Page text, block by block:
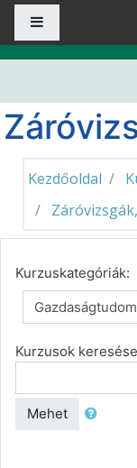
Tovább a fő
Kezdőoldal
Kurzuskategóriák:
Kurzusok keresése
Mehet